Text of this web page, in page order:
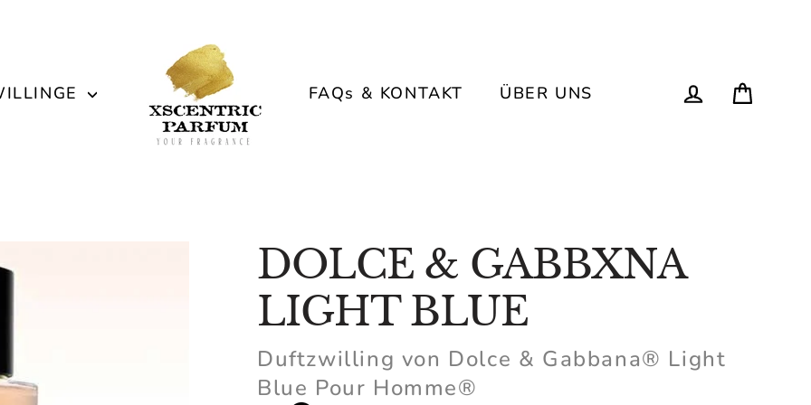
FAQs & KONTAKT ÜBER UNS Einloggen
DOLCE & GABBXNA
LIGHT BLUE
Duftzwilling von Dolce & Gabbana® Light
Blue Pour Homme®